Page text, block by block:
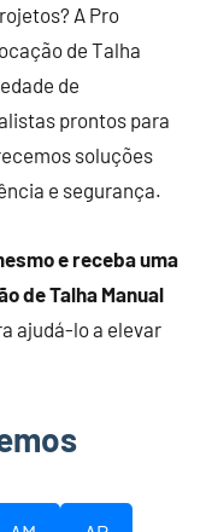
A Pro
de Talha
de
prontos para
soluções
e segurança.
e receba uma
de Talha Manual
ajudá-lo a elevar